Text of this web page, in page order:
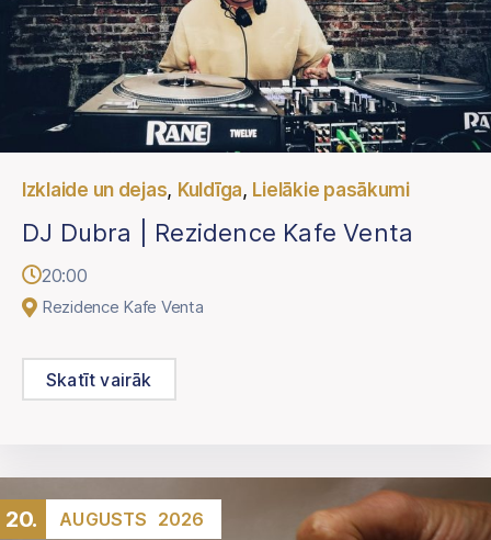
Izklaide un dejas, Kuldīga, Lielākie pasākumi
DJ Dubra | Rezidence Kafe Venta
20:00
Rezidence Kafe Venta
Skatīt vairāk
20. AUGUSTS 2026